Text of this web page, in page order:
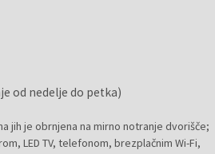
od nedelje do petka)
jih je obrnjena na mirno notranje dvorišče;
LED TV, telefonom, brezplačnim Wi-Fi,